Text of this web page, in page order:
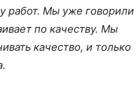
работ. Мы уже говорили
по качеству. Мы
качество, и только